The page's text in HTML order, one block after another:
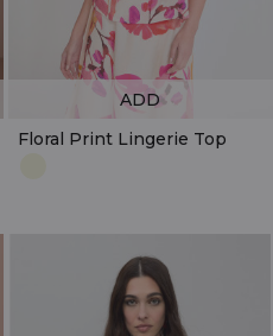
Floral Print Lingerie Top
ADD